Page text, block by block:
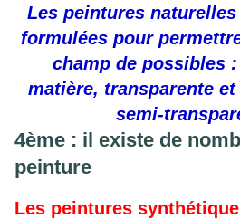
Les peintures
formulées pour
champ de possibles
matière, transparente
semi-
4ème : il existe de
peinture
Les peintures